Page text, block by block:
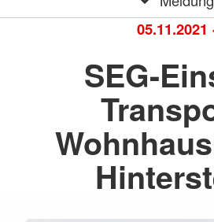
05.11.2021 ·
SEG-